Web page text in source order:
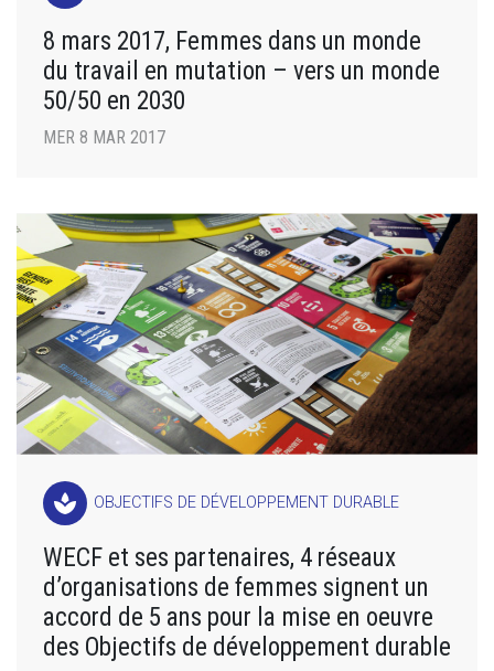
8 mars 2017, Femmes dans un monde
du travail en mutation – vers un monde
50/50 en 2030
MER 8 MAR 2017
spa OBJECTIFS DE DÉVELOPPEMENT DURABLE
WECF et ses partenaires, 4 réseaux
d’organisations de femmes signent un
accord de 5 ans pour la mise en oeuvre
des Objectifs de développement durable